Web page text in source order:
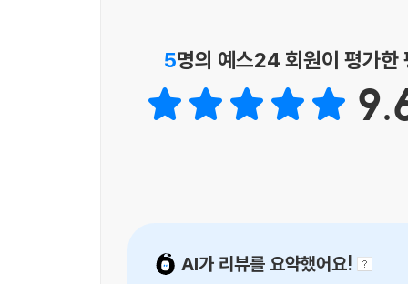
5명의 예스24 회원이 평가한
AI가 리뷰를 요약했어요!